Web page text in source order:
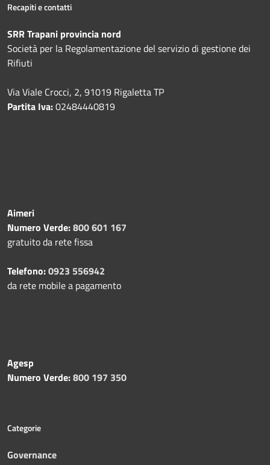
Recapiti e contatti
SRR Trapani provincia nord
Società per la Regolamentazione del servizio di gestione dei
Rifiuti
Via Viale Crocci, 2, 91019 Rigaletta TP
Partita Iva:02484440819
Aimeri
Numero Verde:800 601 167
gratuito da rete fissa
Telefono:0923 556942
da rete mobile a pagamento
Agesp
Numero Verde:800 197 350
Categorie
Governance